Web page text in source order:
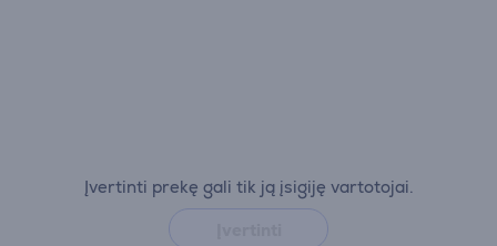
Įvertinti prekę gali tik ją įsigiję vartotojai.